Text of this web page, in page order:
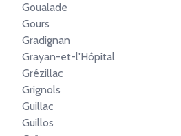
Goualade
Gours
Gradignan
Grayan-et-l'Hôpital
Grézillac
Grignols
Guillac
Guillos